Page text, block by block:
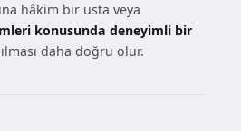
hâkim bir usta veya
konusunda deneyimli bir
daha doğru olur.